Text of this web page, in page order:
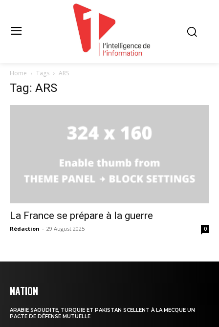
Home Tags ARS
Tag: ARS
La France se prépare à la guerre
Rédaction - 29 August 2025 0
NATION
ARABIE SAOUDITE, TURQUIE ET PAKISTAN SCELLENT À LA MECQUE UN
PACTE DE DÉFENSE MUTUELLE